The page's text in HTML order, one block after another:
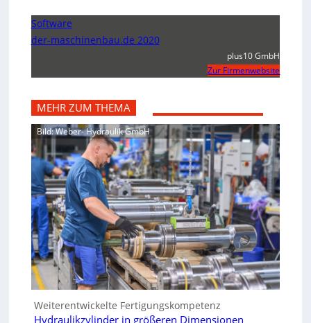
Software
der-maschinenbau.de 2020
plus10 GmbH
Zur Firmenwebsite
MEHR ZUM THEMA
Bild: Weber- Hydraulik GmbH
Weiterentwickelte Fertigungskompetenz
Hydraulikzylinder in größeren Dimensionen